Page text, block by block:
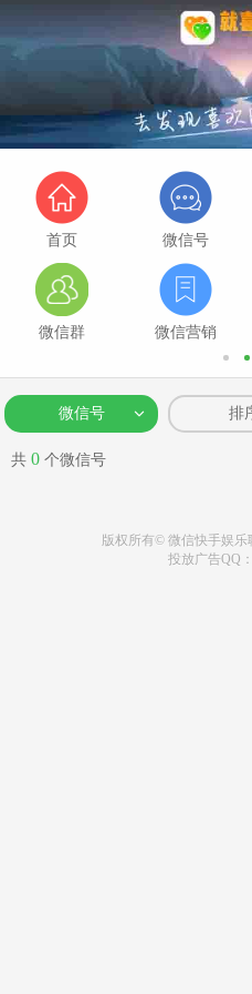
首页 微信号
微信群 微信营销
微信号 排
共 0 个微信号
版权所有© 微信快手娱
投放广告QQ